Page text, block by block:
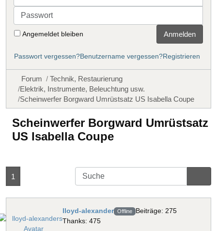
Passwort
Angemeldet bleiben Anmelden
Passwort vergessen?Benutzername vergessen?Registrieren
Forum
Technik, Restaurierung
Elektrik, Instrumente, Beleuchtung usw.
Scheinwerfer Borgward Umrüstsatz US Isabella Coupe
Scheinwerfer Borgward Umrüstsatz
US Isabella Coupe
1
lloyd-alexander Offline Beiträge: 275
Thanks: 475